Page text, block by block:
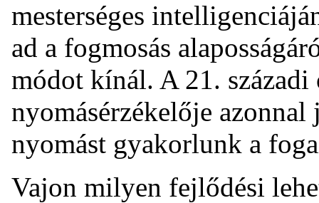
mesterséges
ad a fogmosás
módot kínál. A 21.
nyomásérzékelője
nyomást gyakorlunk a
Vajon milyen fejlődési